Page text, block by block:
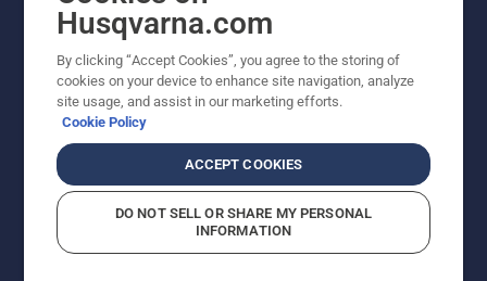
PROFESSZIONÁLIS
Husqvarna.com
By clicking “Accept Cookies”, you agree to the storing of
cookies on your device to enhance site navigation, analyze
site usage, and assist in our marketing efforts.
Cookie Policy
ACCEPT COOKIES
DO NOT SELL OR SHARE MY PERSONAL
INFORMATION